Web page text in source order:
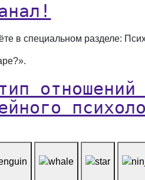
в специальном разделе: